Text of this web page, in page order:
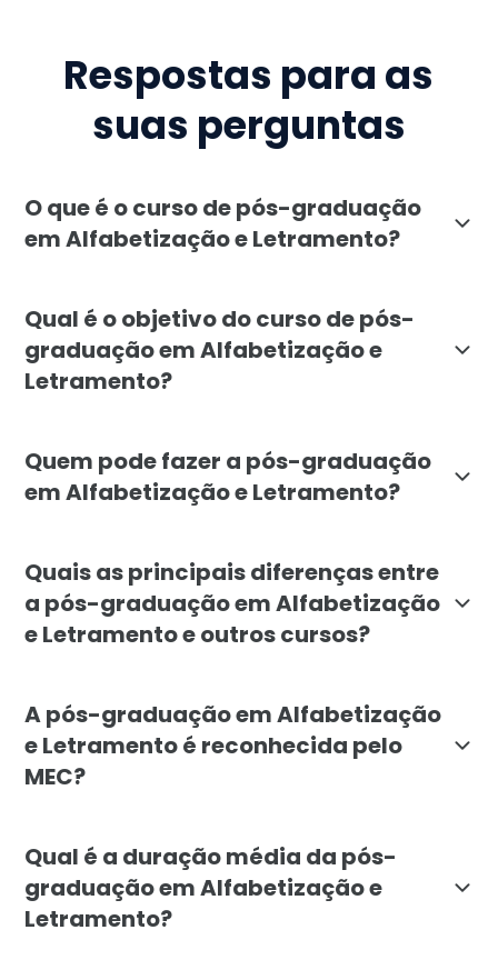
Respostas para as
suas perguntas
O que é o curso de pós-graduação
em Alfabetização e Letramento?
Qual é o objetivo do curso de pós-
graduação em Alfabetização e
Letramento?
Quem pode fazer a pós-graduação
em Alfabetização e Letramento?
Quais as principais diferenças entre
a pós-graduação em Alfabetização
e Letramento e outros cursos?
A pós-graduação em Alfabetização
e Letramento é reconhecida pelo
MEC?
Qual é a duração média da pós-
graduação em Alfabetização e
Letramento?